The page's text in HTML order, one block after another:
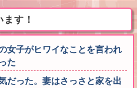
す！
女子がヒワイなことを言われ
た
だった。妻はさっさと家を出